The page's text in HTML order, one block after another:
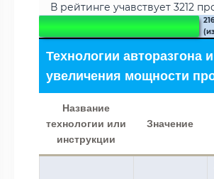
В рейтинге учавствует 3212
Технологии авторазгона и
увеличения мощности
Название
технологии или
инструкции
Значение